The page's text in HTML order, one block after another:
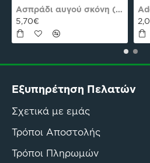
Ασπράδι αυγού σκόνη (Αλβουμίνη) Ola-Bio 50gr
5,70€
Εξυπηρέτηση Πελατών
Σχετικά με εμάς
Τρόποι Αποστολής
Τρόποι Πληρωμών